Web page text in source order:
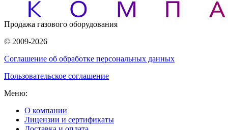
Продажа газового оборудования
© 2009-2026
Соглашение об обработке персональных данных
Пользовательское соглашение
Меню:
О компании
Лицензии и сертификаты